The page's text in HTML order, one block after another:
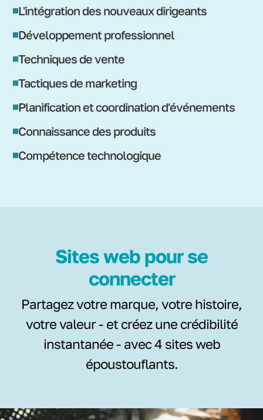
L'intégration des nouveaux dirigeants
Développement professionnel
Techniques de vente
Tactiques de marketing
Planification et coordination d'événements
Connaissance des produits
Compétence technologique
Sites web pour se
connecter
Partagez votre marque, votre histoire,
votre valeur - et créez une crédibilité
instantanée - avec 4 sites web
époustouflants.